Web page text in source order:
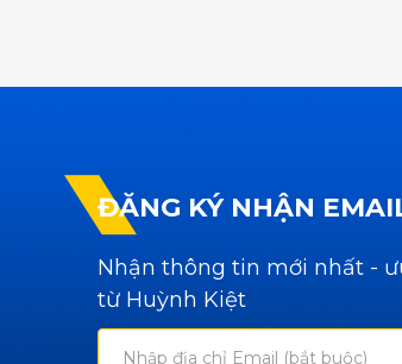
ĐĂNG KÝ NHẬN
Nhận thông tin mới nhất -
từ Huỳnh Kiệt